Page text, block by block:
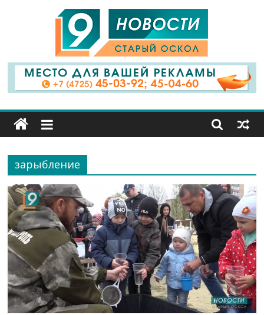
9
Канал
Старый
Оскол
зарыбление